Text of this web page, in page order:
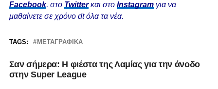
Facebook, στο Twitterκαι στο Instagram για να
μαθαίνετε σε χρόνο dt όλα τα νέα.
TAGS: ΜΕΤΑΓΡΑΦΙΚΆ
Σαν σήμερα: Η φιέστα της Λαμίας για την άνοδο
στην Super League